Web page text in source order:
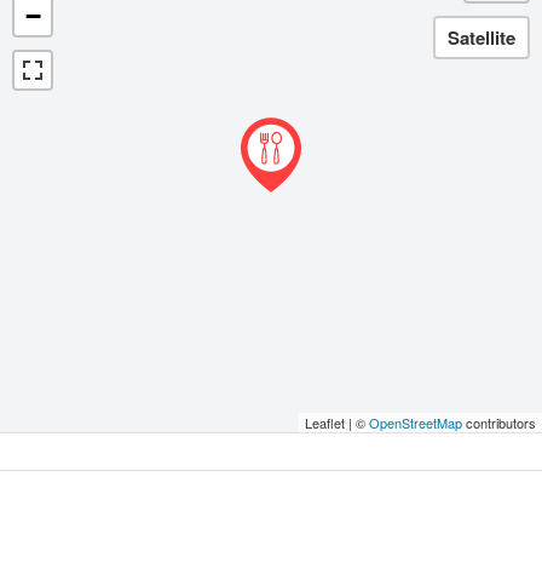
−
Leaflet | ©OpenStreetMapcontributors